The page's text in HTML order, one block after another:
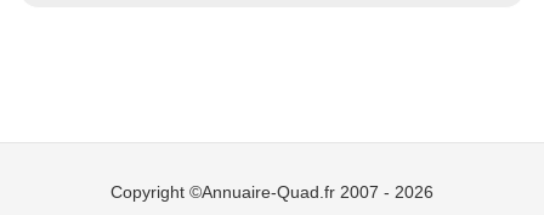
Copyright ©Annuaire-Quad.fr 2007 - 2026